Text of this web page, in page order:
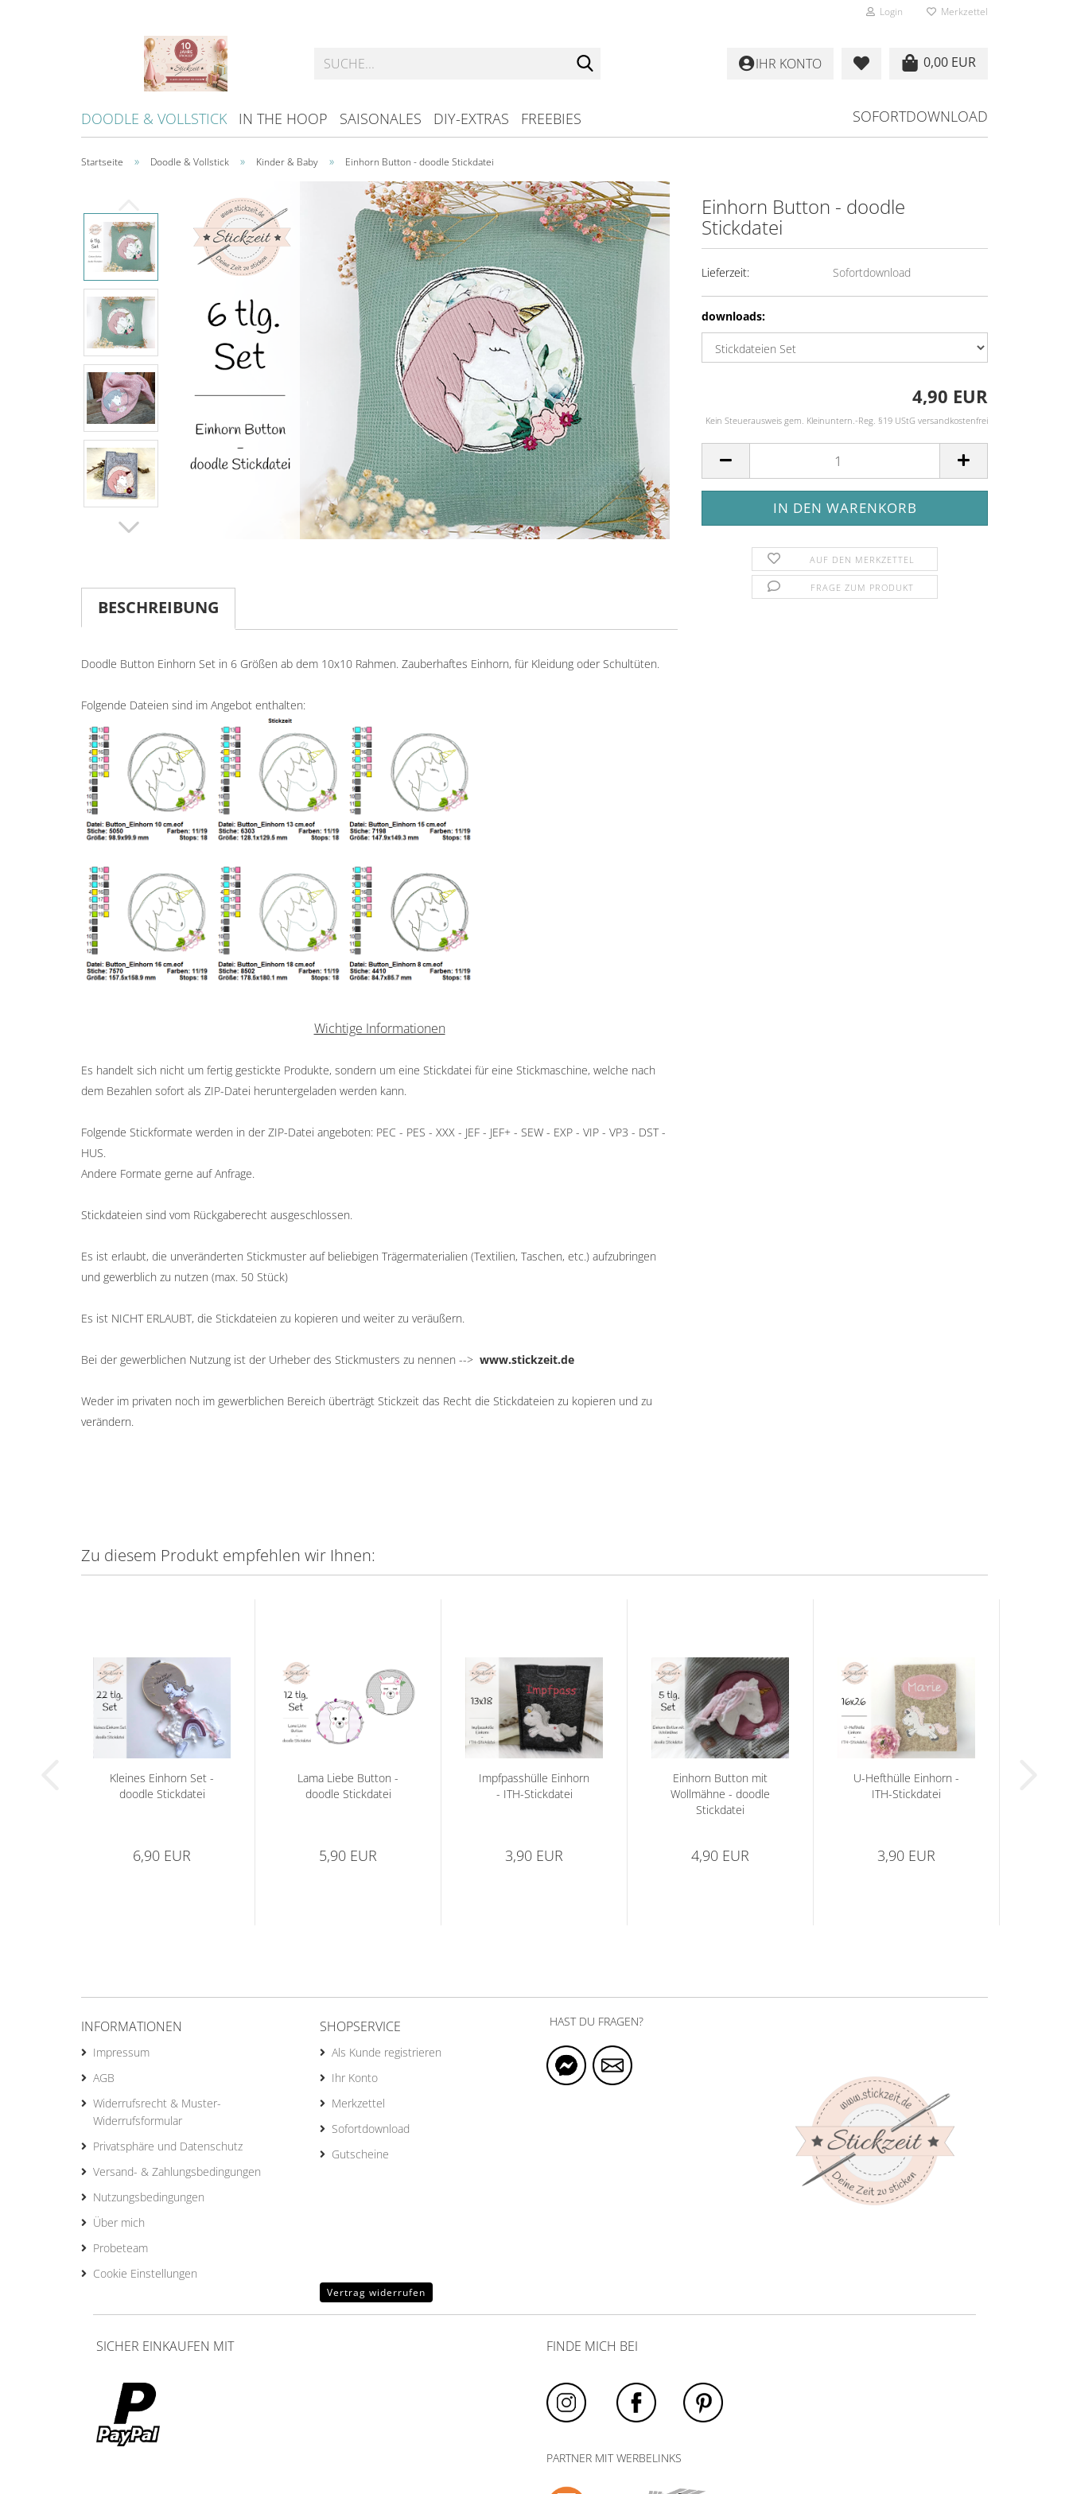
Login Merkzettel
0,00 EUR
IHR KONTO
DOODLE & VOLLSTICK IN THE HOOP SAISONALES DIY-EXTRAS FREEBIES SOFORTDOWNLOAD
Startseite » Doodle & Vollstick » Kinder & Baby » Einhorn Button - doodle Stickdatei
Einhorn Button - doodle
Stickdatei
Lieferzeit: Sofortdownload
downloads:
4,90 EUR
Kein Steuerausweis gem. Kleinuntern.-Reg. §19 UStG versandkostenfrei
AUF DEN MERKZETTEL
FRAGE ZUM PRODUKT
BESCHREIBUNG
Doodle Button Einhorn Set in 6 Größen ab dem 10x10 Rahmen. Zauberhaftes Einhorn, für Kleidung oder Schultüten.
Folgende Dateien sind im Angebot enthalten:
Wichtige Informationen
Es handelt sich nicht um fertig gestickte Produkte, sondern um eine Stickdatei für eine Stickmaschine, welche nach
dem Bezahlen sofort als ZIP-Datei heruntergeladen werden kann.
Folgende Stickformate werden in der ZIP-Datei angeboten: PEC - PES - XXX - JEF - JEF+ - SEW - EXP - VIP - VP3 - DST -
HUS.
Andere Formate gerne auf Anfrage.
Stickdateien sind vom Rückgaberecht ausgeschlossen.
Es ist erlaubt, die unveränderten Stickmuster auf beliebigen Trägermaterialien (Textilien, Taschen, etc.) aufzubringen
und gewerblich zu nutzen (max. 50 Stück)
Es ist NICHT ERLAUBT, die Stickdateien zu kopieren und weiter zu veräußern.
Bei der gewerblichen Nutzung ist der Urheber des Stickmusters zu nennen --> www.stickzeit.de
Weder im privaten noch im gewerblichen Bereich überträgt Stickzeit das Recht die Stickdateien zu kopieren und zu
verändern.
Zu diesem Produkt empfehlen wir Ihnen:
Kleines Einhorn Set -
doodle Stickdatei
6,90 EUR
Lama Liebe Button -
doodle Stickdatei
5,90 EUR
Impfpasshülle Einhorn
- ITH-Stickdatei
3,90 EUR
Einhorn Button mit
Wollmähne - doodle
Stickdatei
4,90 EUR
U-Hefthülle Einhorn -
ITH-Stickdatei
3,90 EUR
INFORMATIONEN
Impressum
AGB
Widerrufsrecht & Muster-
Widerrufsformular
Privatsphäre und Datenschutz
Versand- & Zahlungsbedingungen
Nutzungsbedingungen
Über mich
Probeteam
Cookie Einstellungen
SHOPSERVICE
Als Kunde registrieren
Ihr Konto
Merkzettel
Sofortdownload
Gutscheine
HAST DU FRAGEN?
Vertrag widerrufen
SICHER EINKAUFEN MIT FINDE MICH BEI
PARTNER MIT WERBELINKS